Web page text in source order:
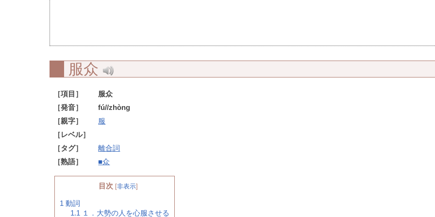
服众
［項目］
服众
［発音］
fú//zhòng
［親字］
服
［レベル］
［タグ］
離合詞
［熟語］
■众
目次 [非表示]
1 動詞
1.1 １．大勢の人を心服させる